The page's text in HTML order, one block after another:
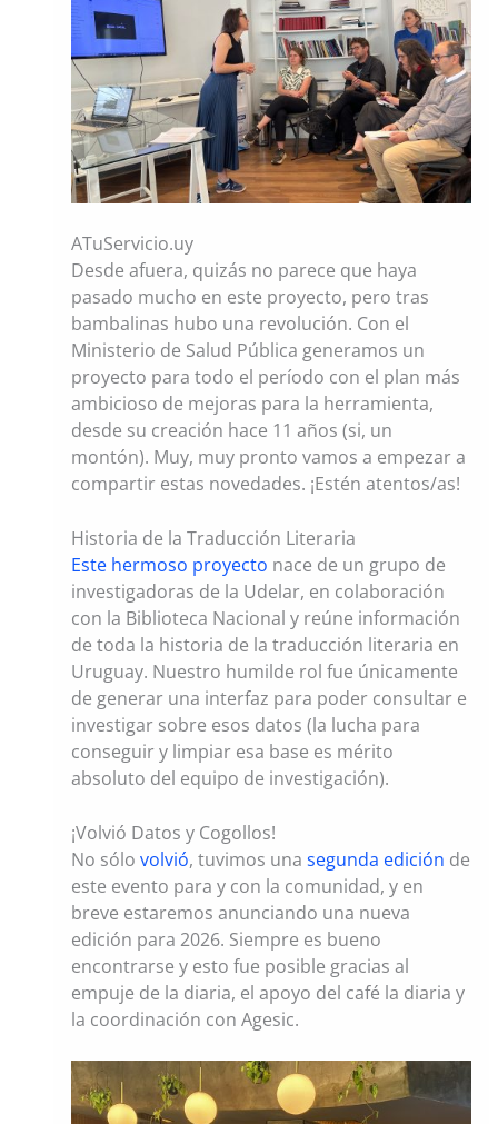
ATuServicio.uy
Desde afuera, quizás no parece que haya
pasado mucho en este proyecto, pero tras
bambalinas hubo una revolución. Con el
Ministerio de Salud Pública generamos un
proyecto para todo el período con el plan más
ambicioso de mejoras para la herramienta,
desde su creación hace 11 años (si, un
montón). Muy, muy pronto vamos a empezar a
compartir estas novedades. ¡Estén atentos/as!
Historia de la Traducción Literaria
Este hermoso proyecto nace de un grupo de
investigadoras de la Udelar, en colaboración
con la Biblioteca Nacional y reúne información
de toda la historia de la traducción literaria en
Uruguay. Nuestro humilde rol fue únicamente
de generar una interfaz para poder consultar e
investigar sobre esos datos (la lucha para
conseguir y limpiar esa base es mérito
absoluto del equipo de investigación).
¡Volvió Datos y Cogollos!
No sólo volvió, tuvimos una segunda edición de
este evento para y con la comunidad, y en
breve estaremos anunciando una nueva
edición para 2026. Siempre es bueno
encontrarse y esto fue posible gracias al
empuje de la diaria, el apoyo del café la diaria y
la coordinación con Agesic.